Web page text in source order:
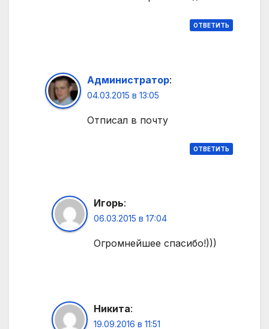
ОТВЕТИТЬ
Администратор:
04.03.2015 в 13:05
Отписал в почту
ОТВЕТИТЬ
Игорь:
06.03.2015 в 17:04
Огромнейшее спасибо!)))
Никита:
19.09.2016 в 11:51